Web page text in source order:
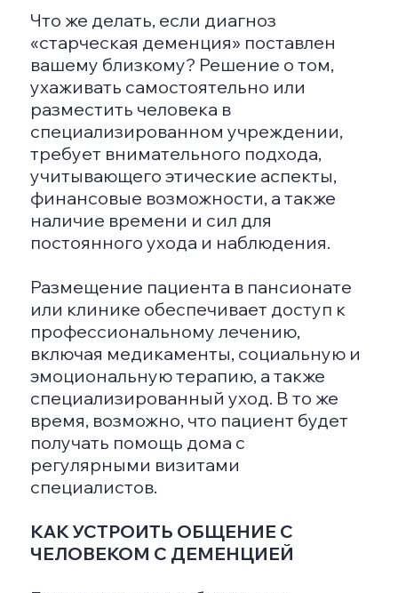
мозга, а также на контроль за его
повреждениями, стрессами и
различными неврозами, и
воспалительными процессами в
организме.
ВОПРОСЫ И ОТВЕТЫ
Как распознать первые признаки
деменции
На начальной стадии деменции
можно заметить забывчивость,
трудности с усвоением новой
информации, проблемы с вниманием,
а также изменения в настроении и
усиливаться с течением времени.
Как ведут себя люди, страдающие
деменцией
Люди с деменцией могут проявлять
разнообразные отклонения в
поведении, включая
несоответствующую забывчивость,
раздражение, агрессию, тревогу и
страх. Также могут возникать
сложности с общением и с
ориентированием в пространстве.
диагнозом деменция
Продолжительность жизни людей с